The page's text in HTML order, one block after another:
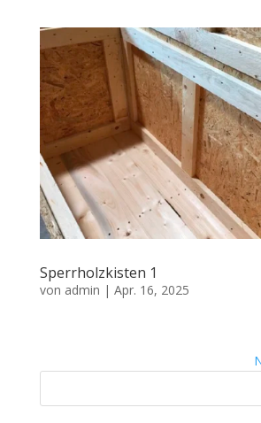
Sperrholzkisten 1
von admin | Apr. 16, 2025